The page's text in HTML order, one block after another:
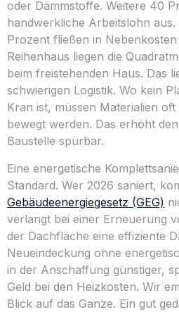
oder Dämmstoffe. Weitere 40
handwerkliche Arbeitslohn aus.
Prozent fließen in Nebenkosten
Reihenhaus liegen die
beim freistehenden Haus. Das
schwierigen Logistik. Wo kein
Kran ist, müssen Materialien
bewegt werden. Das erhöht
Baustelle spürbar.
Eine energetische
Standard. Wer 2026 saniert,
Gebäudeenergiegesetz (GEG)
verlangt bei einer Erneuerung
der Dachfläche eine effiziente
Neueindeckung ohne
in der Anschaffung günstiger,
Geld bei den Heizkosten. Wir
Blick auf das Ganze. Ein gut